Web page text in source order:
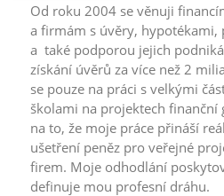
Od roku 2004 se věnuji
a firmám s úvěry, hypotékami,
a také podporou jejich
získání úvěrů za více než 2
se pouze na práci s velkými
školami na projektech finanční
na to, že moje práce přináší
ušetření peněz pro veřejné
firem. Moje odhodlání
definuje mou profesní dráhu.